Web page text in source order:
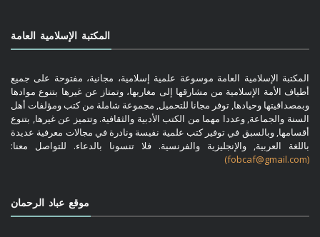
المكتبة الإسلامية العامة
المكتبة الإسلامية العامة موسوعة علمية إسلامية، مجانية، مفتوحة على جميع
أطياف الأمة الإسلامية من مشارقها إلى مغاربها، وتمتاز عن غيرها بتنوع موادها
وبمصداقيتها وحيادها, توفر مجانا للتحميل, مجموعة شاملة من كتب ومؤلفات أهل
السنة والجماعة, وعددا مهما من الكتب الأدبية والثقافية. وتتميز عن غيرها, بتنوع
أقسامها, وبالسبق في توفير كتب علمية نفيسة ونادرة في مجالات معرفية عديدة
باللغة العربية, والإنجليزية والفرنسية. فلا تنسونا بالدعاء. للتواصل معنا:
(fobcaf@gmail.com)
موقع عباد الرحمان